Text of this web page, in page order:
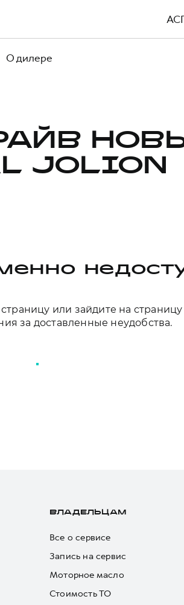
О дилере
JOLION
или зайдите на
за доставленные неудобства.
СТРАНИЦУ
ВЛАДЕЛЬЦАМ
Все о сервисе
Запись на сервис
Моторное масло
Стоимость ТО